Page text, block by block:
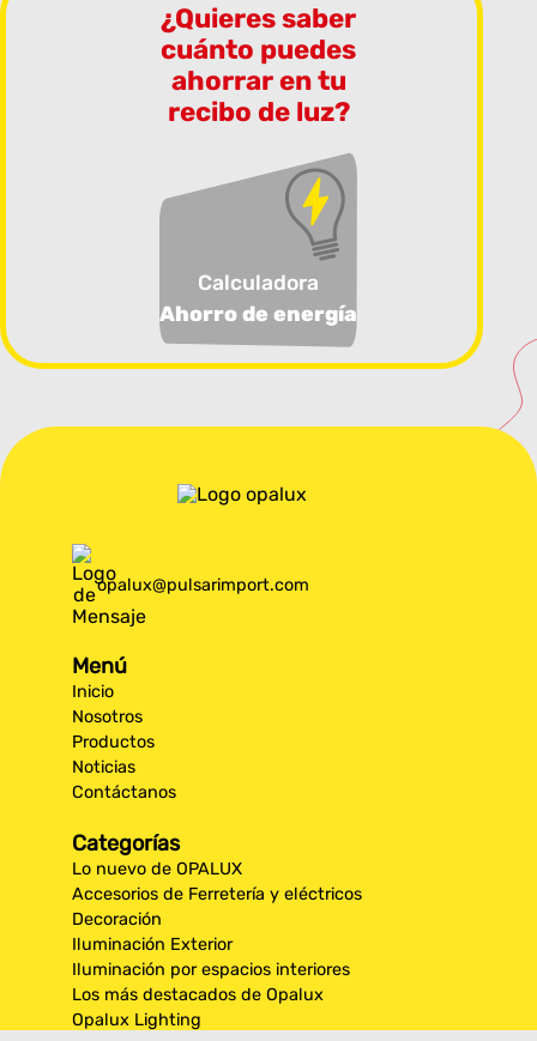
¿Quieres saber
cuánto puedes
ahorrar en tu
recibo de luz?
Calculadora
Ahorro de energía
opalux@pulsarimport.com
Menú
Inicio
Nosotros
Productos
Noticias
Contáctanos
Categorías
Lo nuevo de OPALUX
Accesorios de Ferretería y eléctricos
Decoración
Iluminación Exterior
Iluminación por espacios interiores
Los más destacados de Opalux
Opalux Lighting